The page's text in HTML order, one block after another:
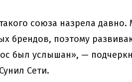
союза назрела
брендов, поэтому
был услышан», —
Сети.